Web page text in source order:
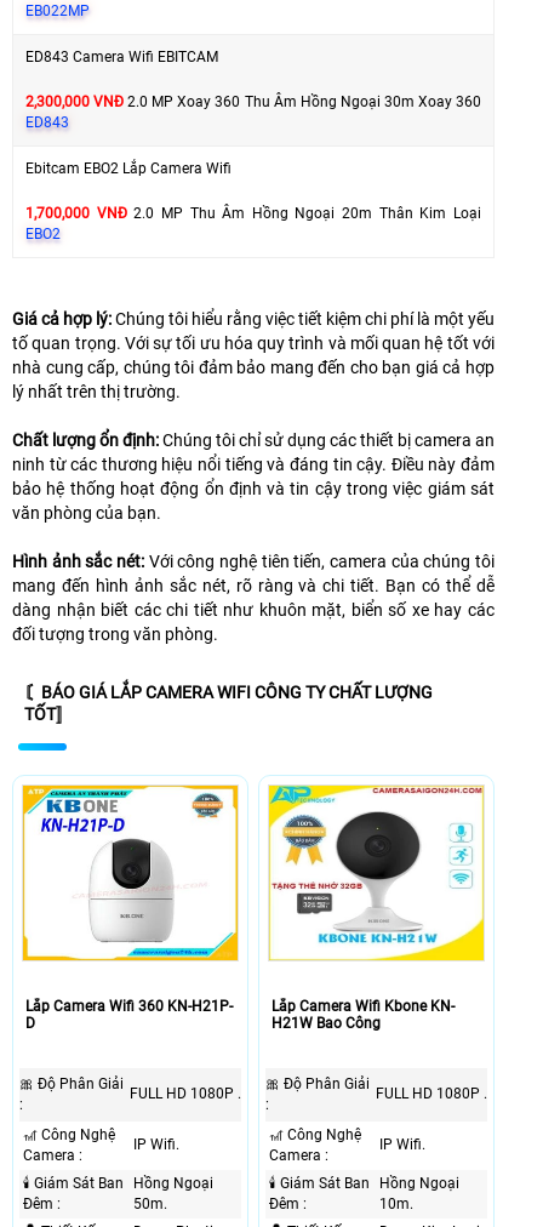
EB022MP
ED843 Camera Wifi EBITCAM
2,300,000 VNĐ 2.0 MP Xoay 360 Thu Âm Hồng Ngoại 30m Xoay 360
ED843
Ebitcam EBO2 Lắp Camera Wifi
1,700,000 VNĐ2.0 MP Thu Âm Hồng Ngoại 20m Thân Kim Loại
EBO2
Giá cả hợp lý:Chúng tôi hiểu rằng việc tiết kiệm chi phí là một yếu
tố quan trọng. Với sự tối ưu hóa quy trình và mối quan hệ tốt với
nhà cung cấp, chúng tôi đảm bảo mang đến cho bạn giá cả hợp
lý nhất trên thị trường.
Chất lượng ổn định:Chúng tôi chỉ sử dụng các thiết bị camera an
ninh từ các thương hiệu nổi tiếng và đáng tin cậy. Điều này đảm
bảo hệ thống hoạt động ổn định và tin cậy trong việc giám sát
văn phòng của bạn.
Hình ảnh sắc nét: Với công nghệ tiên tiến, camera của chúng tôi
mang đến hình ảnh sắc nét, rõ ràng và chi tiết. Bạn có thể dễ
dàng nhận biết các chi tiết như khuôn mặt, biển số xe hay các
đối tượng trong văn phòng.
〘BÁO GIÁ LẮP CAMERA WIFI CÔNG TY CHẤT LƯỢNG
TỐT〛
Lắp Camera Wifi 360 KN-H21P-
D
🎀 Độ Phân Giải
:
FULL HD 1080P .
🎢 Công Nghệ
Camera :
IP Wifi.
🕯 Giám Sát Ban
Đêm :
Hồng Ngoại
50m.
Lắp Camera Wifi Kbone KN-
H21W Bao Công
🎀 Độ Phân Giải
:
FULL HD 1080P .
🎢 Công Nghệ
Camera :
IP Wifi.
🕯 Giám Sát Ban
Đêm :
Hồng Ngoại
10m.